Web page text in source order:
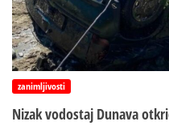
zanimljivosti
Nizak vodostaj Dunava